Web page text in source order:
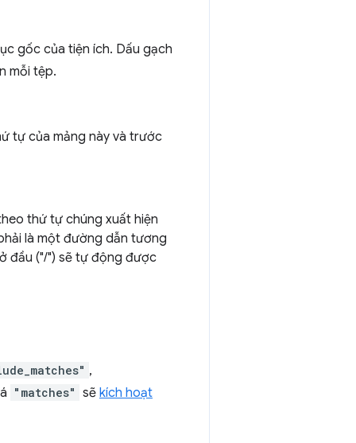
gốc của tiện ích. Dấu gạch
mỗi tệp.
tự của mảng này và trước
thứ tự chúng xuất hiện
là một đường dẫn tương
đầu ("/") sẽ tự động được
,
"matches" sẽ kích hoạt